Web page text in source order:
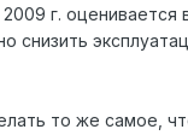
г. оценивается
снизить
то же самое,